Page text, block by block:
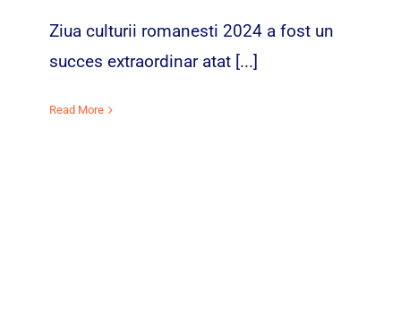
Ziua culturii romanesti 2024 a fost un
succes extraordinar atat [...]
Read More